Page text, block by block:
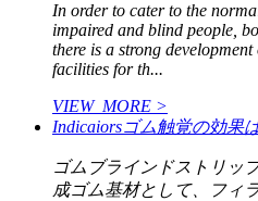
In order to cater to the
impaired and blind people,
there is a strong
facilities for th...
VIEW_MORE >
Indicaiorsゴム触覚の効果
ゴムブラインドストリッ
成ゴム基材として、フィ